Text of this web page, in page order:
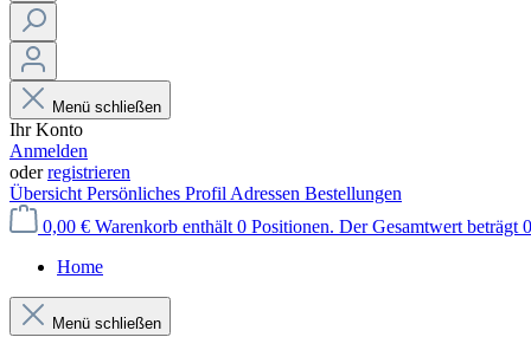
Menü schließen
Ihr Konto
Anmelden
oderregistrieren
Übersicht Persönliches Profil Adressen Bestellungen
0,00 € Warenkorb enthält 0 Positionen. Der Gesamtwert beträgt
Home
Menü schließen